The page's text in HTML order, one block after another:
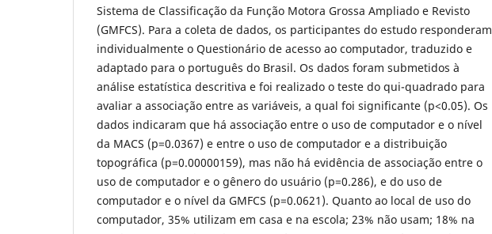
Sistema de Classificação da Função Motora Grossa Ampliado e Revisto
(GMFCS). Para a coleta de dados, os participantes do estudo responderam
individualmente o Questionário de acesso ao computador, traduzido e
adaptado para o português do Brasil. Os dados foram submetidos à
análise estatística descritiva e foi realizado o teste do qui-quadrado para
avaliar a associação entre as variáveis, a qual foi significante (p<0.05). Os
dados indicaram que há associação entre o uso de computador e o nível
da MACS (p=0.0367) e entre o uso de computador e a distribuição
topográfica (p=0.00000159), mas não há evidência de associação entre o
uso de computador e o gênero do usuário (p=0.286), e do uso de
computador e o nível da GMFCS (p=0.0621). Quanto ao local de uso do
computador, 35% utilizam em casa e na escola; 23% não usam; 18% na